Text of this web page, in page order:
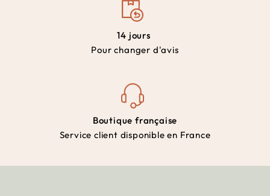
14 jours
Pour changer d'avis
Boutique française
Service client disponible en France